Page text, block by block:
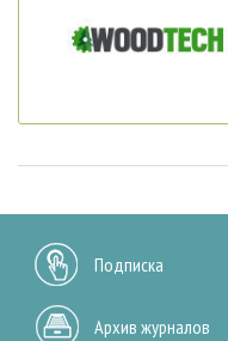
Подписка
Архив журналов